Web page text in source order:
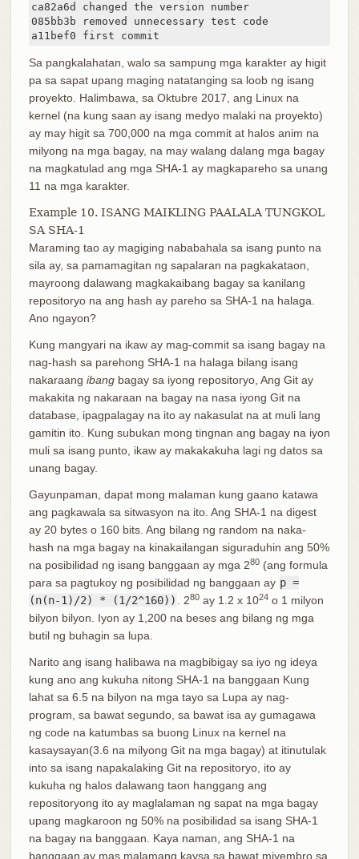
ca82a6d changed the version number
085bb3b removed unnecessary test code
a11bef0 first commit
Sa pangkalahatan, walo sa sampung mga karakter ay higit
pa sa sapat upang maging natatanging sa loob ng isang
proyekto. Halimbawa, sa Oktubre 2017, ang Linux na
kernel (na kung saan ay isang medyo malaki na proyekto)
ay may higit sa 700,000 na mga commit at halos anim na
milyong na mga bagay, na may walang dalang mga bagay
na magkatulad ang mga SHA-1 ay magkapareho sa unang
11 na mga karakter.
Example 10. ISANG MAIKLING PAALALA TUNGKOL
SA SHA-1
Maraming tao ay magiging nababahala sa isang punto na
sila ay, sa pamamagitan ng sapalaran na pagkakataon,
mayroong dalawang magkakaibang bagay sa kanilang
repositoryo na ang hash ay pareho sa SHA-1 na halaga.
Ano ngayon?
Kung mangyari na ikaw ay mag-commit sa isang bagay na
nag-hash sa parehong SHA-1 na halaga bilang isang
nakaraang ibangbagay sa iyong repositoryo, Ang Git ay
makakita ng nakaraan na bagay na nasa iyong Git na
database, ipagpalagay na ito ay nakasulat na at muli lang
gamitin ito. Kung subukan mong tingnan ang bagay na iyon
muli sa isang punto, ikaw ay makakakuha lagi ng datos sa
unang bagay.
Gayunpaman, dapat mong malaman kung gaano katawa
ang pagkawala sa sitwasyon na ito. Ang SHA-1 na digest
ay 20 bytes o 160 bits. Ang bilang ng random na naka-
hash na mga bagay na kinakailangan siguraduhin ang 50%
na posibilidad ng isang banggaan ay mga 280(ang formula
para sa pagtukoy ng posibilidad ng banggaan ay p =
(n(n-1)/2) * (1/2^160))
. 280ay 1.2 x 1024o 1 milyon
bilyon bilyon. Iyon ay 1,200 na beses ang bilang ng mga
butil ng buhagin sa lupa.
Narito ang isang halibawa na magbibigay sa iyo ng ideya
kung ano ang kukuha nitong SHA-1 na banggaan Kung
lahat sa 6.5 na bilyon na mga tayo sa Lupa ay nag-
program, sa bawat segundo, sa bawat isa ay gumagawa
ng code na katumbas sa buong Linux na kernel na
kasaysayan(3.6 na milyong Git na mga bagay) at itinutulak
into sa isang napakalaking Git na repositoryo, ito ay
kukuha ng halos dalawang taon hanggang ang
repositoryong ito ay maglalaman ng sapat na mga bagay
upang magkaroon ng 50% na posibilidad sa isang SHA-1
na bagay na banggaan. Kaya naman, ang SHA-1 na
banggaan ay mas malamang kaysa sa bawat miyembro sa